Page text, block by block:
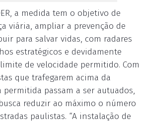
a medida tem o objetivo de
viária, ampliar a prevenção de
para salvar vidas, com radares
estratégicos e devidamente
de velocidade permitido. Com
que trafegarem acima da
permitida passam a ser autuados,
reduzir ao máximo o número
paulistas. “A instalação de